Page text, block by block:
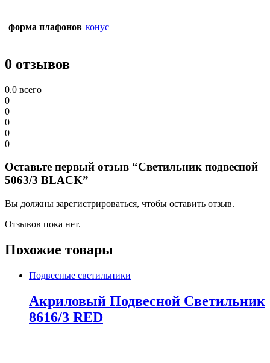
форма плафонов конус
0 отзывов
0.0 всего
0
0
0
0
0
Оставьте первый отзыв “Светильник подвесной
5063/3 BLACK”
Вы должны зарегистрироваться, чтобы оставить отзыв.
Отзывов пока нет.
Похожие товары
Подвесные светильники
Акриловый Подвесной Светильник
8616/3 RED